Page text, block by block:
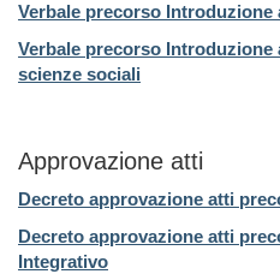
Verbale precorso
Verbale precorso
scienze sociali
Approvazione atti
Decreto approvazione atti
Decreto approvazione atti
Integrativo